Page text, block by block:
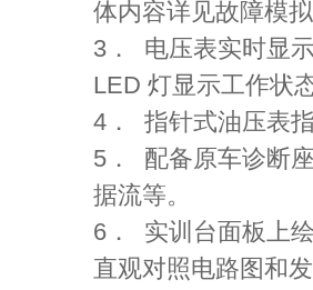
体内容详见故障模
3． 电压表实时显
LED 灯显示工作状
4． 指针式油压表
5． 配备原车诊断
据流等。
6． 实训台面板上
直观对照电路图和